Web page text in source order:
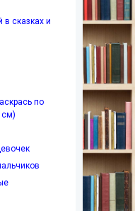
сказках и
по
см)